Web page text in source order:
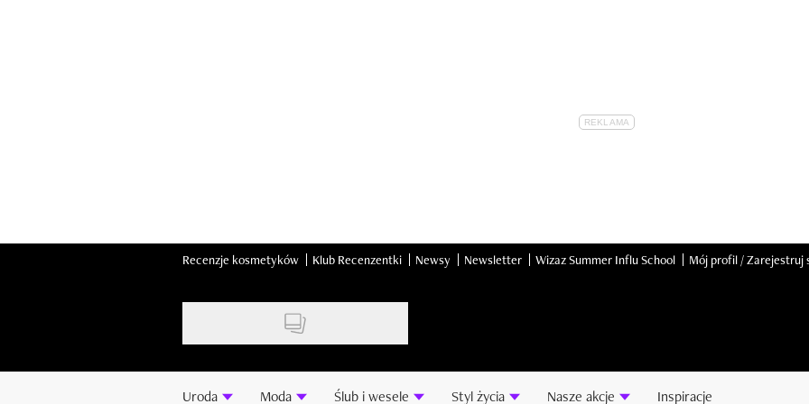
Recenzje kosmetyków Klub Recenzentki Newsy Newsletter Wizaz Summer Influ School Mój profil / Zarejestruj
Uroda Moda Ślub i wesele Styl życia Nasze akcje Inspiracje